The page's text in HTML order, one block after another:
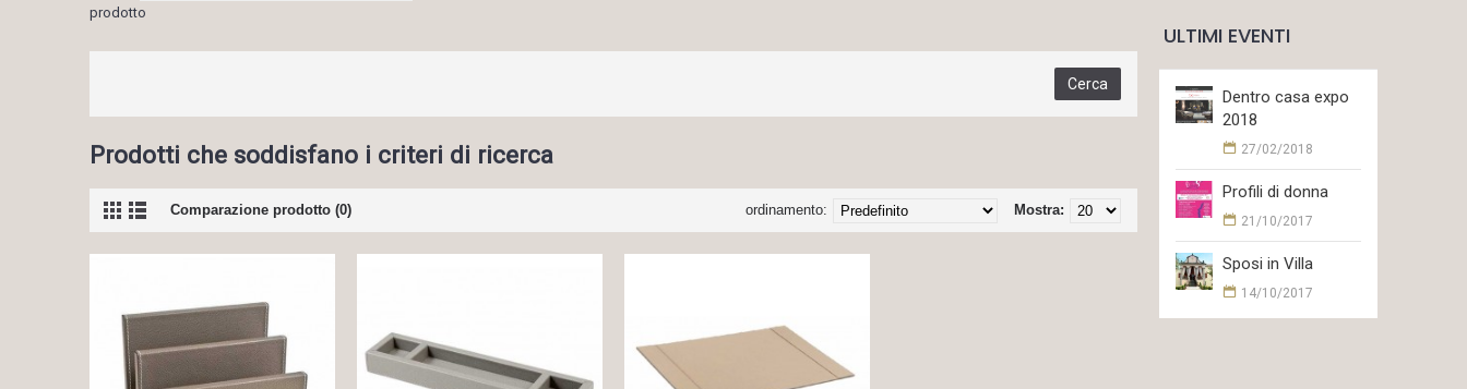
ULTIMI EVENTI
Dentro casa expo
2018
27/02/2018
Profili di donna
21/10/2017
Sposi in Villa
14/10/2017
prodotto
Prodotti che soddisfano i criteri di ricerca
Comparazione prodotto (0) Mostra:
ordinamento: